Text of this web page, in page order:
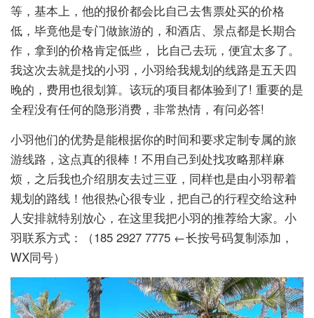
等，基本上，他的报价都会比自己去售票处买的价格
低，毕竟他是专门做旅游的，和酒店、景点都是长期合
作，拿到的价格肯定低些， 比自己去玩，便宜太多了。
我这次去就是找的小羽，小羽给我规划的线路是五天四
晚的，费用也很划算。该玩的项目都体验到了! 重要的是
全程没有任何的隐形消费，非常热情，有问必答!
小羽他们的优势是能根据你的时间和要求定制专属的旅
游线路，这点真的很棒！不用自己到处找攻略那样麻
烦，之后我也介绍朋友去过三亚，同样也是由小羽帮着
规划的路线！他很热心很专业，把自己的行程交给这种
人安排就特别放心，在这里我把小羽的推荐给大家。小
羽联系方式：（185 2927 7775 ←长按号码复制添加，
WX同号）